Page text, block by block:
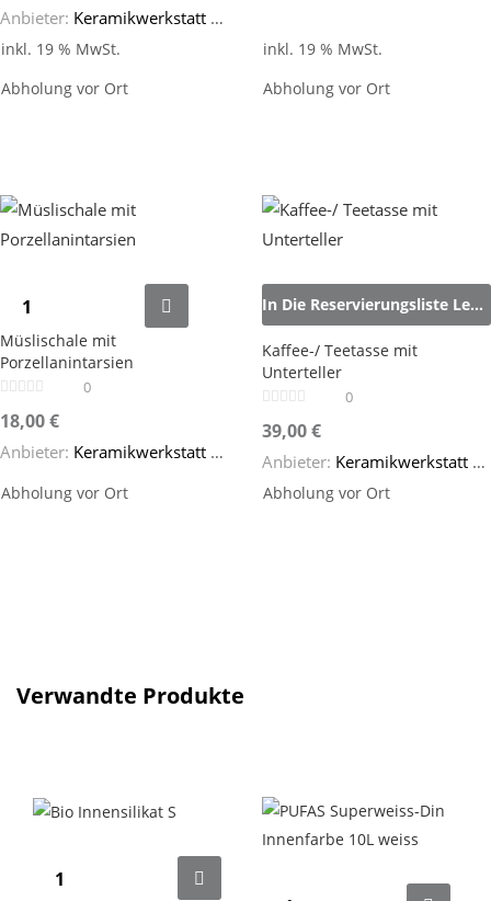
Anbieter: Keramikwerkstatt SteinZeug
inkl. 19 % MwSt.
Abholung vor Ort
inkl. 19 % MwSt.
Abholung vor Ort
Müslischale mit
Porzellanintarsien
0
18,00€
Anbieter: Keramikwerkstatt SteinZeug
Abholung vor Ort
In Die Reservierungsliste Legen
Kaffee-/ Teetasse mit
Unterteller
0
39,00€
Anbieter: Keramikwerkstatt SteinZeug
Abholung vor Ort
Verwandte Produkte